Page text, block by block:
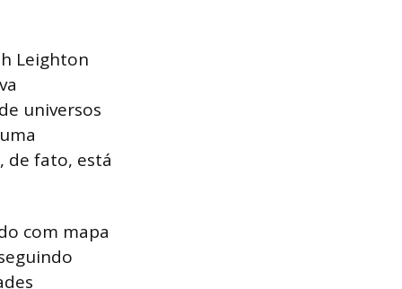
Leighton
universos
de fato, está
com mapa